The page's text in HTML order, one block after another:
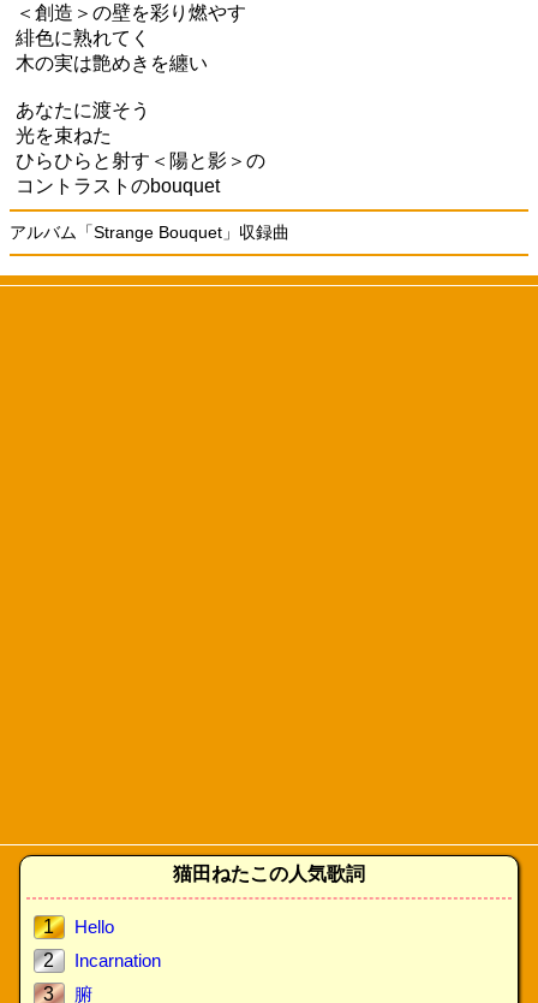
＜創造＞の壁を彩り燃やす
緋色に熟れてく
木の実は艶めきを纏い
あなたに渡そう
光を束ねた
ひらひらと射す＜陽と影＞の
コントラストのbouquet
アルバム「Strange Bouquet」収録曲
猫田ねたこの人気歌詞
1
Hello
2
Incarnation
3
腑